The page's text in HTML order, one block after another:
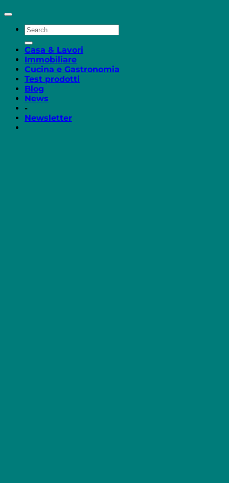
Casa & Lavori
Immobiliare
Cucina e Gastronomia
Test prodotti
Blog
News
-
Newsletter